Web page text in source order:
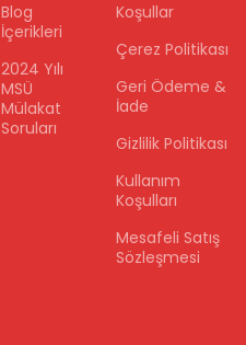
Blog
İçerikleri
2024 Yılı
MSÜ
Mülakat
Soruları
Koşullar
Çerez Politikası
Geri Ödeme &
İade
Gizlilik Politikası
Kullanım
Koşulları
Mesafeli Satış
Sözleşmesi